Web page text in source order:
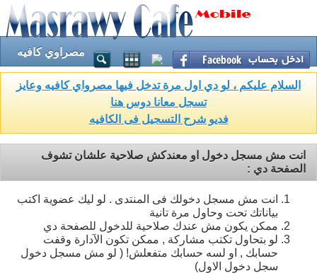
مصراوي كافيه
السلام عليكم ، لو دي اول مرة تدخل فيها مصرواي كافيه وعايز
تسجل معانا دوس هنا
فديو شرح التسجيل فى الكافيه
انت مش مسجل دخول او معندكش صلاحية علشان تشوف
الصفحة دي :
انت مش مسجل دخولك فى المنتدى . لو ليك عضوية اكتب
بياناتك تحت وحاول مرة تانية
ممكن يكون مش عندك صلاحية للدخول للصفحة دي
لو بتحاول تكتب مشاركة , ممكن تكون الآدارة وقفت
حسابك , او لسه حسابك متفعلش! ( لو مش مسجل دخول
سجل دخول الاول)